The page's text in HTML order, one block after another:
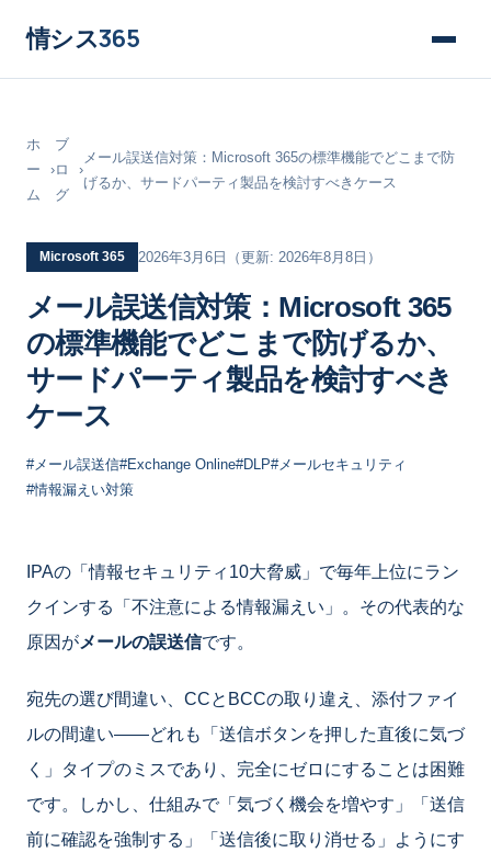
情シス365
ホ
ー
ム
›
ブ
ロ
グ
›
メール誤送信対策：Microsoft 365の標準機能でどこまで防
げるか、サードパーティ製品を検討すべきケース
Microsoft 365 2026年3月6日 （更新: 2026年8月8日）
メール誤送信対策：Microsoft 365
の標準機能でどこまで防げるか、
サードパーティ製品を検討すべき
ケース
#メール誤送信#Exchange Online#DLP#メールセキュリティ
#情報漏えい対策
IPAの「情報セキュリティ10大脅威」で毎年上位にラン
クインする「不注意による情報漏えい」。その代表的な
原因がメールの誤送信です。
宛先の選び間違い、CCとBCCの取り違え、添付ファイ
ルの間違い——どれも「送信ボタンを押した直後に気づ
く」タイプのミスであり、完全にゼロにすることは困難
です。しかし、仕組みで「気づく機会を増やす」「送信
前に確認を強制する」「送信後に取り消せる」ようにす